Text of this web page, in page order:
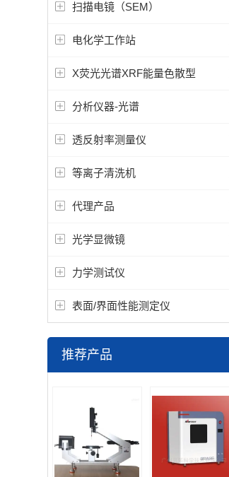
扫描电镜（SEM）
电化学工作站
X荧光光谱XRF能量色散型
分析仪器-光谱
透反射率测量仪
等离子清洗机
代理产品
光学显微镜
力学测试仪
表面/界面性能测定仪
推荐产品